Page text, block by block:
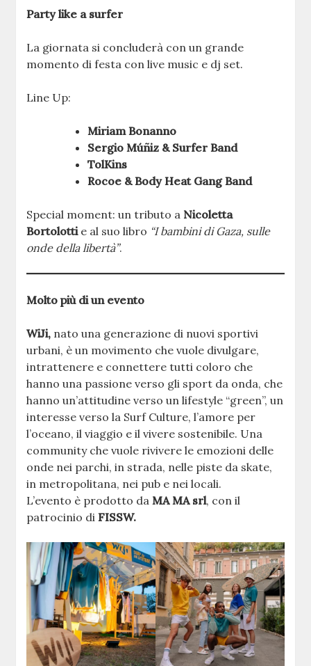
Party like a surfer
La giornata si concluderà con un grande
momento di festa con live music e dj set.
Line Up:
Miriam Bonanno
Sergio Múñiz & Surfer Band
TolKins
Rocoe & Body Heat Gang Band
Special moment: un tributo a Nicoletta
Bortolottie al suo libro “I bambini di Gaza, sulle
onde della libertà”.
Molto più di un evento
WiJi, nato una generazione di nuovi sportivi
urbani, è un movimento che vuole divulgare,
intrattenere e connettere tutti coloro che
hanno una passione verso gli sport da onda, che
hanno un’attitudine verso un lifestyle “green”, un
interesse verso la Surf Culture, l’amore per
l’oceano, il viaggio e il vivere sostenibile. Una
community che vuole rivivere le emozioni delle
onde nei parchi, in strada, nelle piste da skate,
in metropolitana, nei pub e nei locali.
L’evento è prodotto da MA MA srl, con il
patrocinio di FISSW.